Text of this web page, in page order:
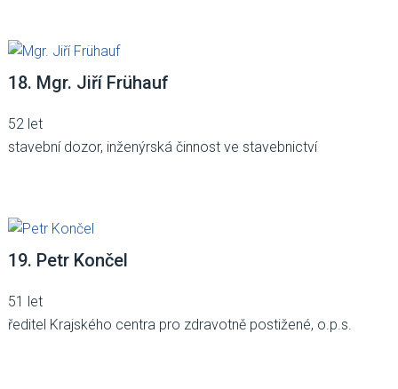
18. Mgr. Jiří Frühauf
52 let
stavební dozor, inženýrská činnost ve stavebnictví
19. Petr Končel
51 let
ředitel Krajského centra pro zdravotně postižené, o.p.s.